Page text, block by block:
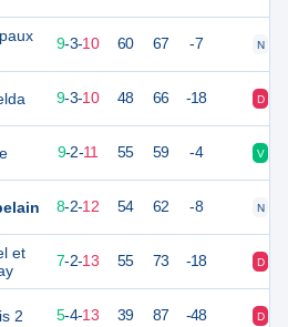
et
2
22 9-3-10 60 67 -7 N
22 9-3-10 48 66 -18 D
9-2-11 55 59 -4 V
22 8-2-12 54 62 -8 N
22 7-2-13 55 73 -18 D
22 5-4-13 39 87 -48 D